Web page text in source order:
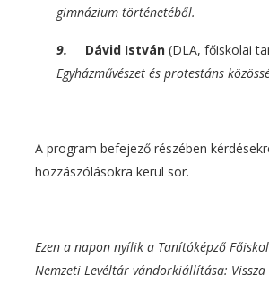
gimnázium történetéből.
9. Dávid István (DLA, főiskolai
Egyházművészet és protestáns
A program befejező részében
hozzászólásokra kerül sor.
Ezen a napon nyílik a Tanítóképző
Nemzeti Levéltár vándorkiállítása: Vissza